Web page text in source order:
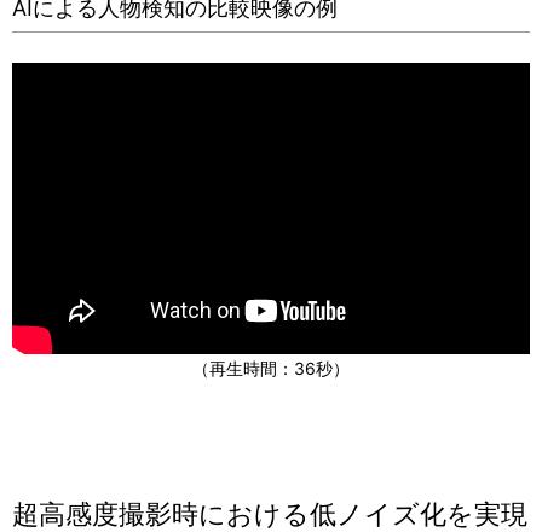
（再生時間：36秒）
AIによる人物検知の比較映像の例
超高感度撮影時における低ノイズ化を実現